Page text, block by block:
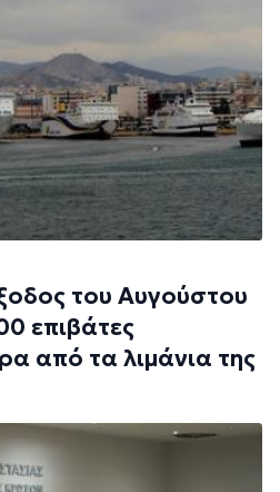
του Αυγούστου
επιβάτες
από τα λιμάνια της